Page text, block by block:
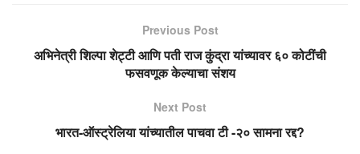
Previous Post
अभिनेत्री शिल्पा शेट्टी आणि पती राज कुंद्रा यांच्यावर ६० कोटींची
फसवणूक केल्याचा संशय
Next Post
भारत-ऑस्ट्रेलिया यांच्यातील पाचवा टी -२० सामना रद्द?